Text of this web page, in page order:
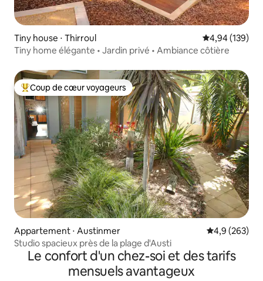
Tiny house ⋅ Thirroul Évaluation
4,94 (139)
Tiny home élégante • Jardin privé • Ambiance côtière
Coups de cœur voyageurs les plus appréciés
Coup de cœur voyageurs
Appartement ⋅ Austinmer Évaluation
4,9 (263)
Studio spacieux près de la plage d'Austi
Le confort d'un chez-soi et des tarifs
mensuels avantageux